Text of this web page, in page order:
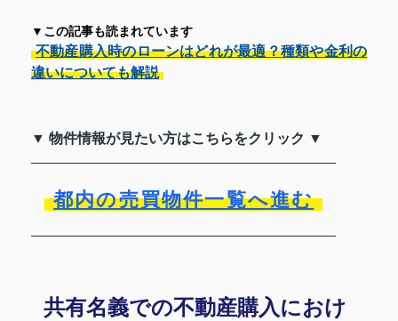
▼この記事も読まれています
不動産購入時のローンはどれが最適？種類や金利の
違いについても解説
▼ 物件情報が見たい方はこちらをクリック ▼
都内の売買物件一覧へ進む
共有名義での不動産購入におけ